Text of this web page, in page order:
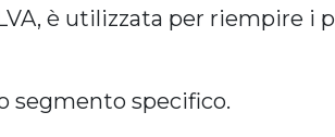
è utilizzata per riempire i
segmento specifico.